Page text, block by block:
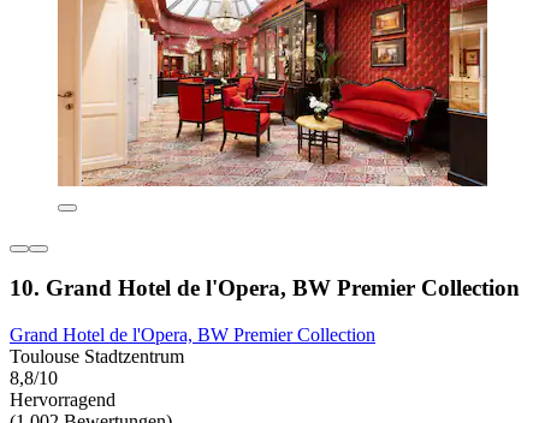
10. Grand Hotel de l'Opera, BW Premier Collection
Grand Hotel de l'Opera, BW Premier Collection
Toulouse Stadtzentrum
8,8/10
Hervorragend